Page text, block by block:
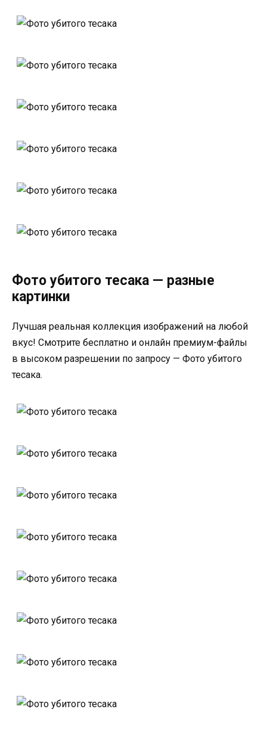
Фото убитого тесака — разные
картинки
Лучшая реальная коллекция изображений на любой
вкус! Смотрите бесплатно и онлайн премиум-файлы
в высоком разрешении по запросу — Фото убитого
тесака.